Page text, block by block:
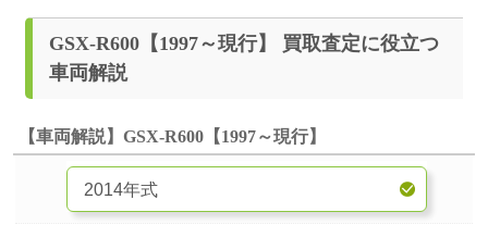
GSX-R600【1997～現行】 買取査定に役立つ
車両解説
【車両解説】GSX-R600【1997～現行】